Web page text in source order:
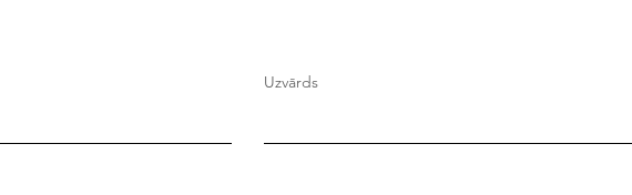
Uzvārds